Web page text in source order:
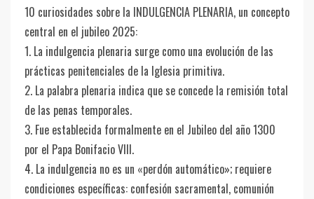
10 curiosidades sobre la INDULGENCIA PLENARIA, un concepto
central en el jubileo 2025:
1. La indulgencia plenaria surge como una evolución de las
prácticas penitenciales de la Iglesia primitiva.
2. La palabra plenaria indica que se concede la remisión total
de las penas temporales.
3. Fue establecida formalmente en el Jubileo del año 1300
por el Papa Bonifacio VIII.
4. La indulgencia no es un «perdón automático»; requiere
condiciones específicas: confesión sacramental, comunión